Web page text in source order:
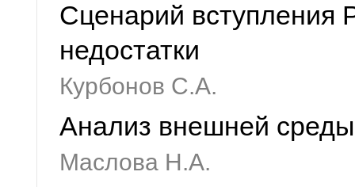
Сценарий вступления
недостатки
Курбонов С.А.
Анализ внешней
Маслова Н.А.